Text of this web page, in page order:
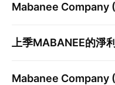
Mabanee Company
上季MABANEE的淨
Mabanee Company